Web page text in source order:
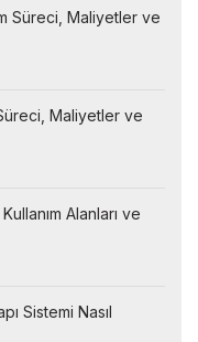
Süreci, Maliyetler ve
Maliyetler ve
Alanları ve
Sistemi Nasıl